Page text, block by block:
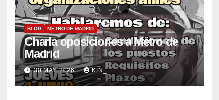
BLOG METRO DE MADRID
Charla oposiciones a Metro de
Madrid
30 MAY 2026 KIN_